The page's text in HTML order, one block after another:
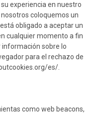
experiencia en nuestro
coloquemos un
obligado a aceptar un
cualquier momento a fin
sobre lo
para el rechazo de
es/
como web beacons,